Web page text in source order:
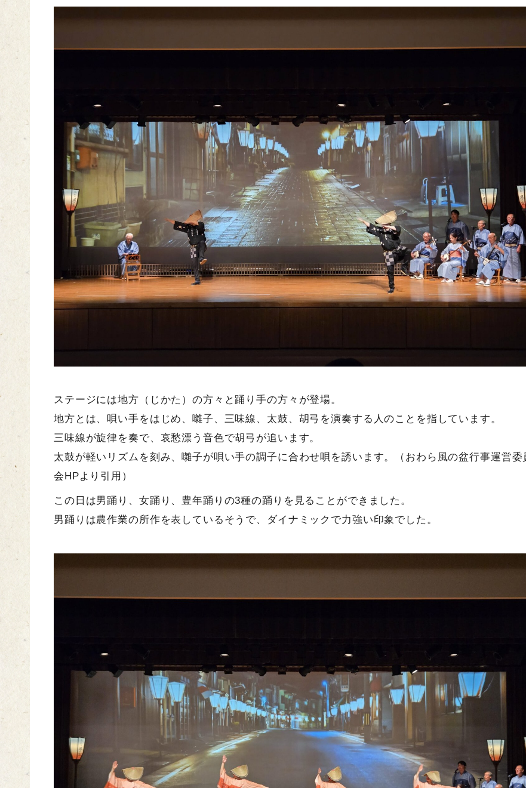
ステージには地方（じかた）の方々と踊り手の方々が登場。
地方とは、唄い手をはじめ、囃子、三味線、太鼓、胡弓を演奏する人のことを指しています。
三味線が旋律を奏で、哀愁漂う音色で胡弓が追います。
太鼓が軽いリズムを刻み、囃子が唄い手の調子に合わせ唄を誘います。（おわら風の盆行事運営委
会HPより引用）
この日は男踊り、女踊り、豊年踊りの3種の踊りを見ることができました。
男踊りは農作業の所作を表しているそうで、ダイナミックで力強い印象でした。